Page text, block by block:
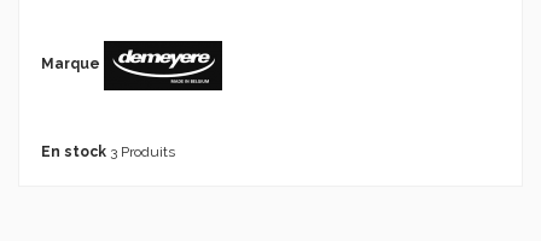
Marque
En stock 3 Produits